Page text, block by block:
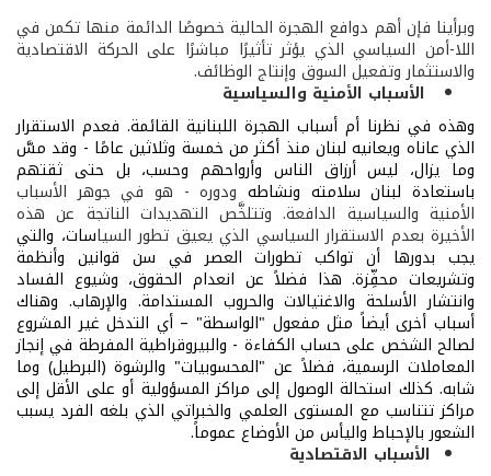
وبرأينا فإن أهم دوافع الهجرة الحالية خصوصًا الدائمة منها تكمن في
اللا-أمن السياسي الذي يؤثر تأثيرًا مباشرًا على الحركة الاقتصادية
والاستثمار وتفعيل السوق وإنتاج الوظائف.
الأسباب الأمنية والسياسية
وهذه في نظرنا أم أسباب الهجرة اللبنانية القائمة. فعدم الاستقرار
الذي عاناه ويعانيه لبنان منذ أكثر من خمسة وثلاثين عامًا - وقد مسَّ
وما يزال، ليس أرزاق الناس وأرواحهم وحسب، بل حتى ثقتهم
باستعادة لبنان سلامته ونشاطه ودوره - هو في جوهر الأسباب
الأمنية والسياسية الدافعة. وتتلخَّص التهديدات الناتجة عن هذه
الأخيرة بعدم الاستقرار السياسي الذي يعيق تطور السياسات، والتي
يجب بدورها أن تواكب تطورات العصر في سن قوانين وأنظمة
وتشريعات محفِّزة. هذا فضلاً عن انعدام الحقوق، وشيوع الفساد
وانتشار الأسلحة والاغتيالات والحروب المستدامة. والإرهاب. وهناك
أسباب أخرى أيضاً مثل مفعول "الواسطة" – أي التدخل غير المشروع
لصالح الشخص على حساب الكفاءة - والبيروقراطية المفرطة في إنجاز
المعاملات الرسمية، فضلاً عن "المحسوبيات" والرشوة (البرطيل) وما
شابه. كذلك استحالة الوصول إلى مراكز المسؤولية أو على الأقل إلى
مراكز تتناسب مع المستوى العلمي والخبراتي الذي بلغه الفرد يسبب
الشعور بالإحباط واليأس من الأوضاع عموماً.
الأسباب الاقتصادية